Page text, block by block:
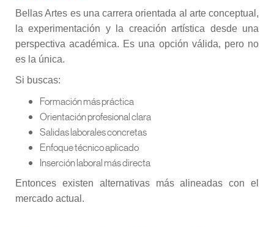
Bellas Artes es una carrera orientada al arte conceptual,
la experimentación y la creación artística desde una
perspectiva académica. Es una opción válida, pero no
es la única.
Si buscas:
Formación más práctica
Orientación profesional clara
Salidas laborales concretas
Enfoque técnico aplicado
Inserción laboral más directa
Entonces existen alternativas más alineadas con el
mercado actual.